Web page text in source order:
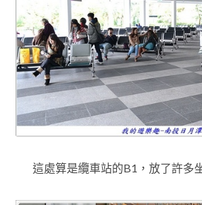
這處算是纜車站的B1，放了許多